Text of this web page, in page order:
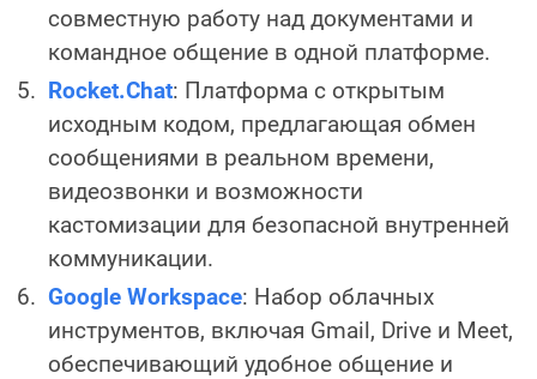
совместную работу над документами и
командное общение в одной платформе.
Rocket.Chat: Платформа с открытым
исходным кодом, предлагающая обмен
сообщениями в реальном времени,
видеозвонки и возможности
кастомизации для безопасной внутренней
коммуникации.
Google Workspace: Набор облачных
инструментов, включая Gmail, Drive и Meet,
обеспечивающий удобное общение и